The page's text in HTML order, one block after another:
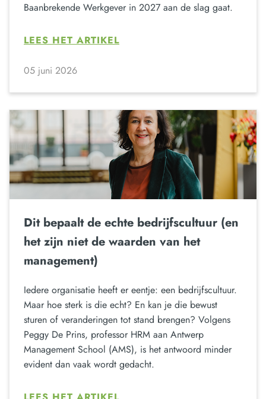
Baanbrekende Werkgever in 2027 aan de slag gaat.
LEES HET ARTIKEL
05 juni 2026
Dit bepaalt de echte bedrijfscultuur (en
het zijn niet de waarden van het
management)
Iedere organisatie heeft er eentje: een bedrijfscultuur.
Maar hoe sterk is die echt? En kan je die bewust
sturen of veranderingen tot stand brengen? Volgens
Peggy De Prins, professor HRM aan Antwerp
Management School (AMS), is het antwoord minder
evident dan vaak wordt gedacht.